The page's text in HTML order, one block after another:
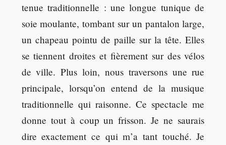
tenue traditionnelle : une longue tunique de
soie moulante, tombant sur un pantalon large,
un chapeau pointu de paille sur la tête. Elles
se tiennent droites et fièrement sur des vélos
de ville. Plus loin, nous traversons une rue
principale, lorsqu’on entend de la musique
traditionnelle qui raisonne. Ce spectacle me
donne tout à coup un frisson. Je ne saurais
dire exactement ce qui m’a tant touché. Je